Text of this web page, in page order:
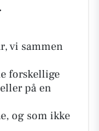
vi sammen
forskellige
på en
og som ikke